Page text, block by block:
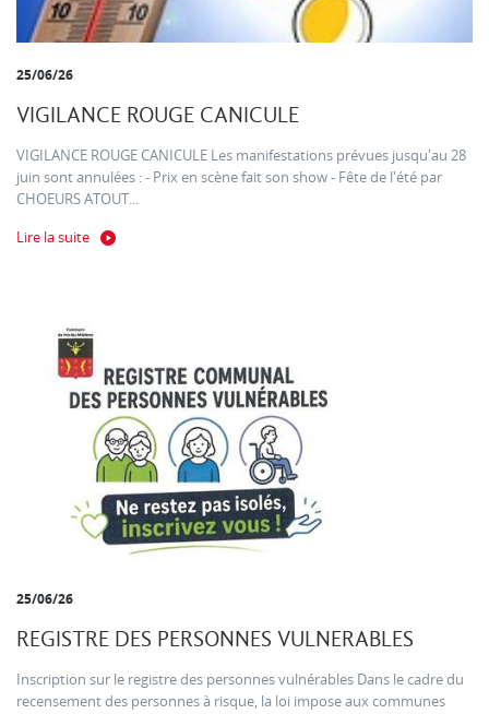
25/06/26
VIGILANCE ROUGE CANICULE
VIGILANCE ROUGE CANICULE Les manifestations prévues jusqu'au 28
juin sont annulées : - Prix en scène fait son show - Fête de l'été par
CHOEURS ATOUT...
Lire la suite
25/06/26
REGISTRE DES PERSONNES VULNERABLES
Inscription sur le registre des personnes vulnérables Dans le cadre du
recensement des personnes à risque, la loi impose aux communes